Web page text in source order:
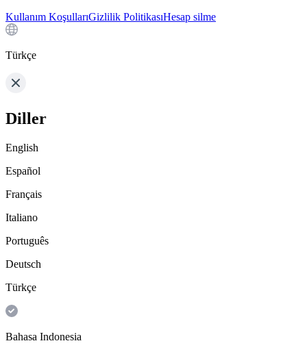
Kullanım KoşullarıGizlilik PolitikasıHesap silme
Türkçe
Diller
English
Español
Français
Italiano
Português
Deutsch
Türkçe
Bahasa Indonesia